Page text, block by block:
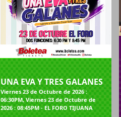
UNA EVA Y TRES GALANES
Viernes 23 de Octubre de 2026 :
06:30PM, Viernes 23 de Octubre de
2026 : 08:45PM - EL FORO TIJUANA